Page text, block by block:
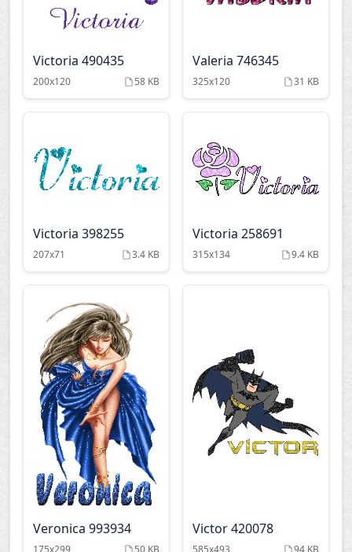
Victoria 490435
200x120 58 KB
Valeria 746345
325x120 31 KB
Victoria 398255
207x71 3.4 KB
Victoria 258691
315x134 9.4 KB
Veronica 993934
175x299 50 KB
Victor 420078
585x493 94 KB